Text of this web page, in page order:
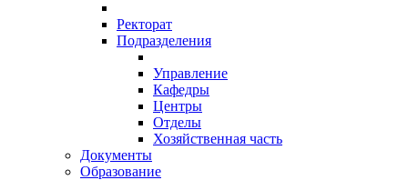
Ректорат
Подразделения
Управление
Кафедры
Центры
Отделы
Хозяйственная часть
Документы
Образование